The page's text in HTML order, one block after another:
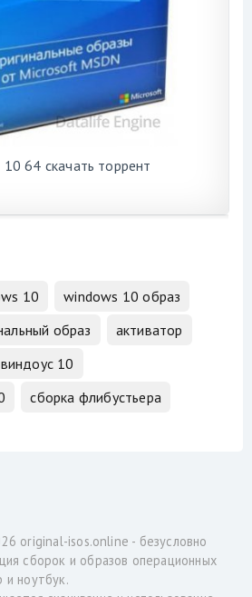
64 скачать торрент
10
windows 10 образ
образ
активатор
виндоус 10
сборка флибустьера
original-isos.online - безусловно
сборок и образов операционных
и ноутбук.